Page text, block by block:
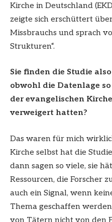
Kirche in Deutschland
zeigte sich erschüttert
Missbrauchs und sprach
Strukturen“.
Sie finden die Studie
obwohl die Datenlage
der evangelischen
verweigert hatten?
Das waren für mich
Kirche selbst hat die
dann sagen so viele, sie
Ressourcen, die Forscher
auch ein Signal, wenn
Thema geschaffen